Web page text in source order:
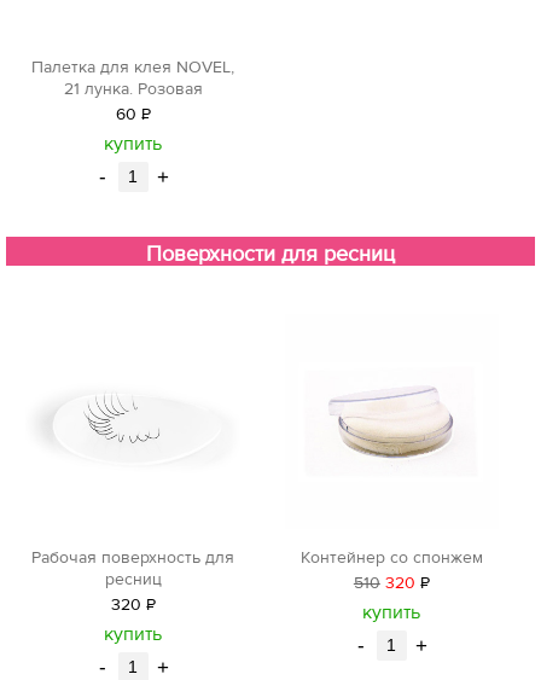
Палетка для клея NOVEL,
21 лунка. Розовая
60 Р
уб.
купить
- +
Поверхности для ресниц
Рабочая поверхность для
ресниц
320 Р
уб.
купить
- +
Контейнер со спонжем
510 320 Р
купить
- +